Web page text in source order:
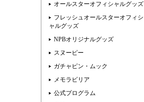
オールスターオフィシャルグッズ
フレッシュオールスターオフィシ
ャルグッズ
NPBオリジナルグッズ
スヌーピー
ガチャピン・ムック
メモラビリア
公式プログラム